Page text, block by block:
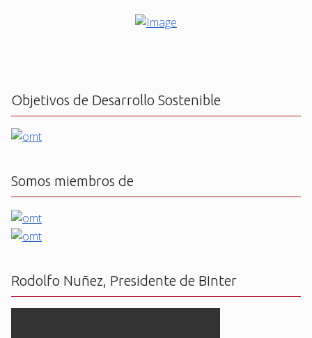
Objetivos de Desarrollo Sostenible
Somos miembros de
Rodolfo Nuñez, Presidente de BInter